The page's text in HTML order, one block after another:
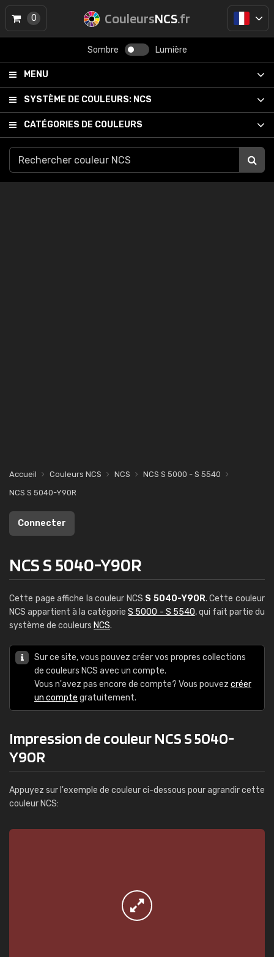
CouleursNCS.fr
Sombre Lumière
MENU
SYSTÈME DE COULEURS: NCS
CATÉGORIES DE COULEURS
0
Accueil Couleurs NCS NCS
NCS S 5000 - S 5540
NCS S 5040-Y90R
Connecter
NCS S 5040-Y90R
Cette page affiche la couleur NCS S 5040-Y90R. Cette couleur
NCS appartient à la catégorieS 5000 - S 5540, qui fait partie du
système de couleurs NCS.
Sur ce site, vous pouvez créer vos propres collections
de couleurs NCS avec un compte.
Vous n'avez pas encore de compte? Vous pouvez créer
un compte gratuitement.
Impression de couleur NCS S 5040-
Y90R
Appuyez sur l'exemple de couleur ci-dessous pour agrandir cette
couleur NCS: